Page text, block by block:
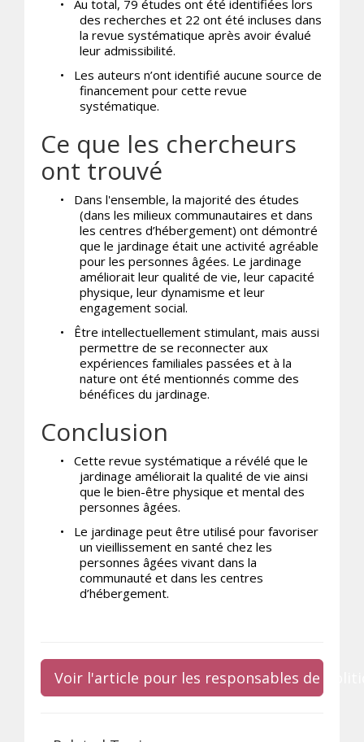
•
Au total, 79 études ont été identifiées lors
des recherches et 22 ont été incluses dans
la revue systématique après avoir évalué
leur admissibilité.
•
Les auteurs n’ont identifié aucune source de
financement pour cette revue
systématique.
Ce que les chercheurs
ont trouvé
•
Dans l'ensemble, la majorité des études
(dans les milieux communautaires et dans
les centres d’hébergement) ont démontré
que le jardinage était une activité agréable
pour les personnes âgées. Le jardinage
améliorait leur qualité de vie, leur capacité
physique, leur dynamisme et leur
engagement social.
•
Être intellectuellement stimulant, mais aussi
permettre de se reconnecter aux
expériences familiales passées et à la
nature ont été mentionnés comme des
bénéfices du jardinage.
Conclusion
•
Cette revue systématique a révélé que le
jardinage améliorait la qualité de vie ainsi
que le bien-être physique et mental des
personnes âgées.
•
Le jardinage peut être utilisé pour favoriser
un vieillissement en santé chez les
personnes âgées vivant dans la
communauté et dans les centres
d’hébergement.
Voir l'article pour les responsables de